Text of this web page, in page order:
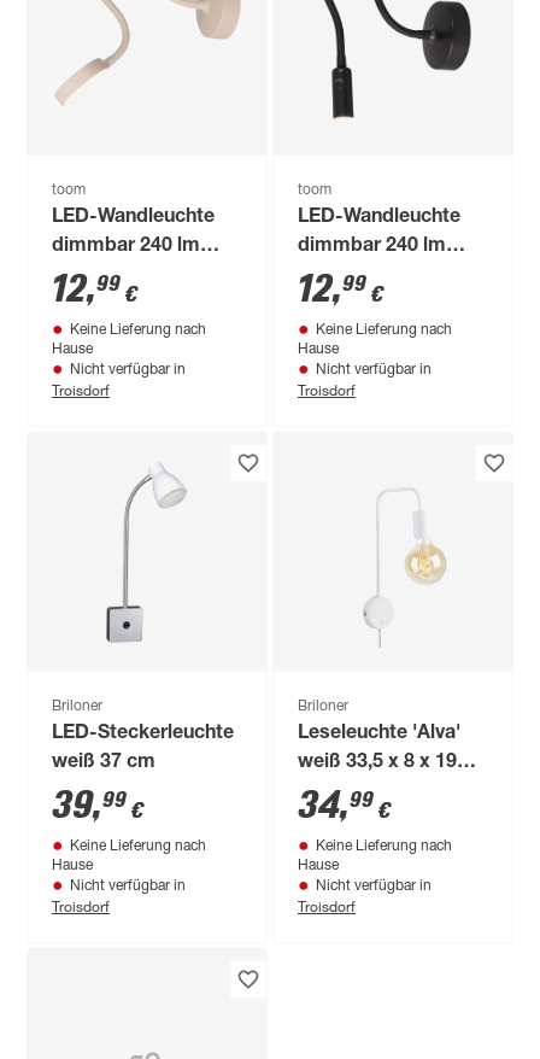
toom
LED-Wandleuchte
dimmbar 240 lm
warmweiß Ø 7,5 cm
12,99 €
Keine Lieferung nach
Hause
Nicht verfügbar in
Troisdorf
toom
LED-Wandleuchte
dimmbar 240 lm
warmweiß Ø 2,5 cm
12,99 €
Keine Lieferung nach
Hause
Nicht verfügbar in
Troisdorf
Briloner
LED-Steckerleuchte
weiß 37 cm
39,99 €
Keine Lieferung nach
Hause
Nicht verfügbar in
Troisdorf
Briloner
Leseleuchte 'Alva'
weiß 33,5 x 8 x 19
cm
34,99 €
Keine Lieferung nach
Hause
Nicht verfügbar in
Troisdorf